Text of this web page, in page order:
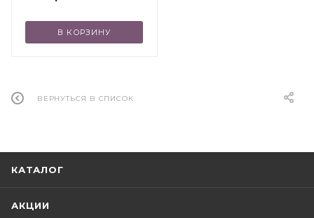
В КОРЗИНУ
ВЕРНУТЬСЯ В СПИСОК
КАТАЛОГ
АКЦИИ